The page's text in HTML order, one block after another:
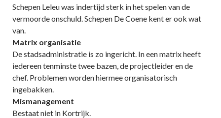
Schepen Leleu was indertijd sterk in het spelen van de
vermoorde onschuld. Schepen De Coene kent er ook wat
van.
Matrix organisatie
De stadsadministratie is zo ingericht. In een matrix heeft
iedereen tenminste twee bazen, de projectleider en de
chef. Problemen worden hiermee organisatorisch
ingebakken.
Mismanagement
Bestaat niet in Kortrijk.